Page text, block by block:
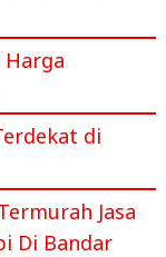
Harga
di
Jasa
Di Bandar